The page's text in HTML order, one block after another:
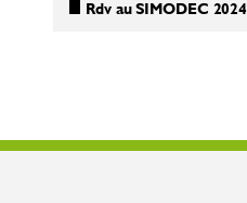
Rdv au SIMODEC 2024